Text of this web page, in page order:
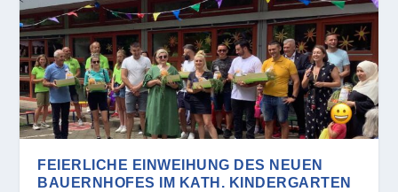
FEIERLICHE EINWEIHUNG DES NEUEN
BAUERNHOFES IM KATH. KINDERGARTEN